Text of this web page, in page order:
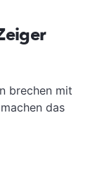
brechen mit
das